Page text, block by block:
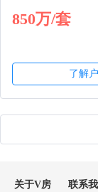
850万/套
了解
关于V房 联系